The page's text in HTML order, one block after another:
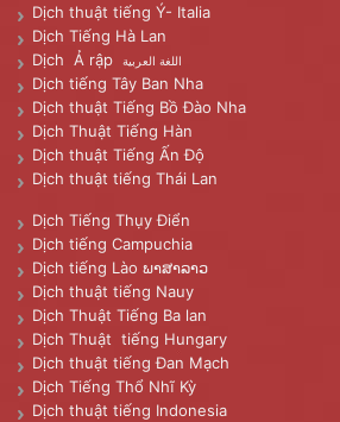
Dịch thuật tiếng Ý- Italia
Dịch Tiếng Hà Lan
Dịch Ả rập
اللغة العربية
Dịch tiếng Tây Ban Nha
Dịch thuật Tiếng Bồ Đào Nha
Dịch Thuật Tiếng Hàn
Dịch thuật Tiếng Ấn Độ
Dịch thuật tiếng Thái Lan
Dịch Tiếng Thụy Điển
Dịch tiếng Campuchia
Dịch tiếng Lào ພາສາລາວ
Dịch thuật tiếng Nauy
Dịch Thuật Tiếng Ba lan
Dịch Thuật tiếng Hungary
Dịch thuật tiếng Đan Mạch
Dịch Tiếng Thổ Nhĩ Kỳ
Dịch thuật tiếng Indonesia